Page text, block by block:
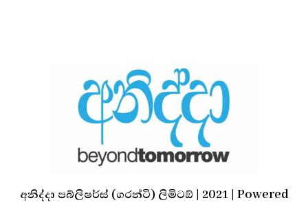
අනිද්දා පබ්ලිෂර්ස් (ගරන්ටි) ලිමිටඞ් | 2021 | Powered